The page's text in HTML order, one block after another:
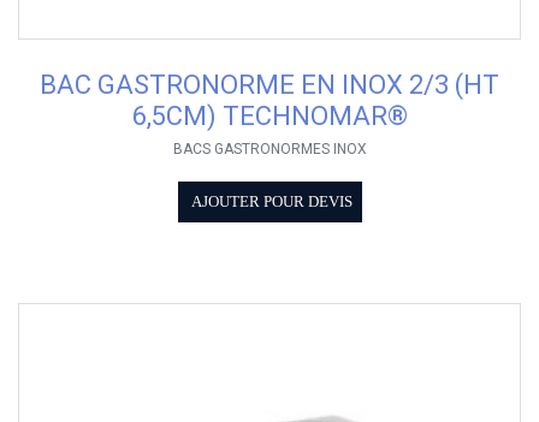
BAC GASTRONORME EN INOX 2/3 (HT
6,5CM) TECHNOMAR®
BACS GASTRONORMES INOX
AJOUTER POUR DEVIS